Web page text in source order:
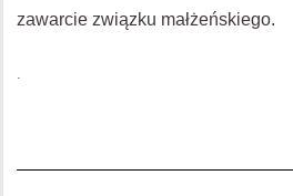
zawarcie związku małżeńskiego.